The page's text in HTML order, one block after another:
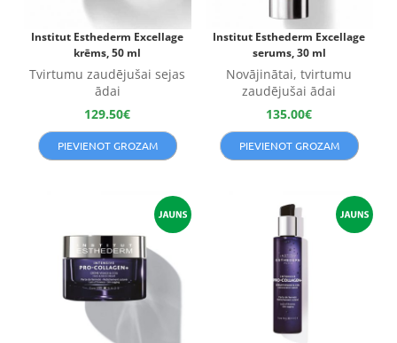
Institut Esthederm Excellage
krēms, 50 ml
Tvirtumu zaudējušai sejas
ādai
129.50€
PIEVIENOT GROZAM
Institut Esthederm Excellage
serums, 30 ml
Novājinātai, tvirtumu
zaudējušai ādai
135.00€
PIEVIENOT GROZAM